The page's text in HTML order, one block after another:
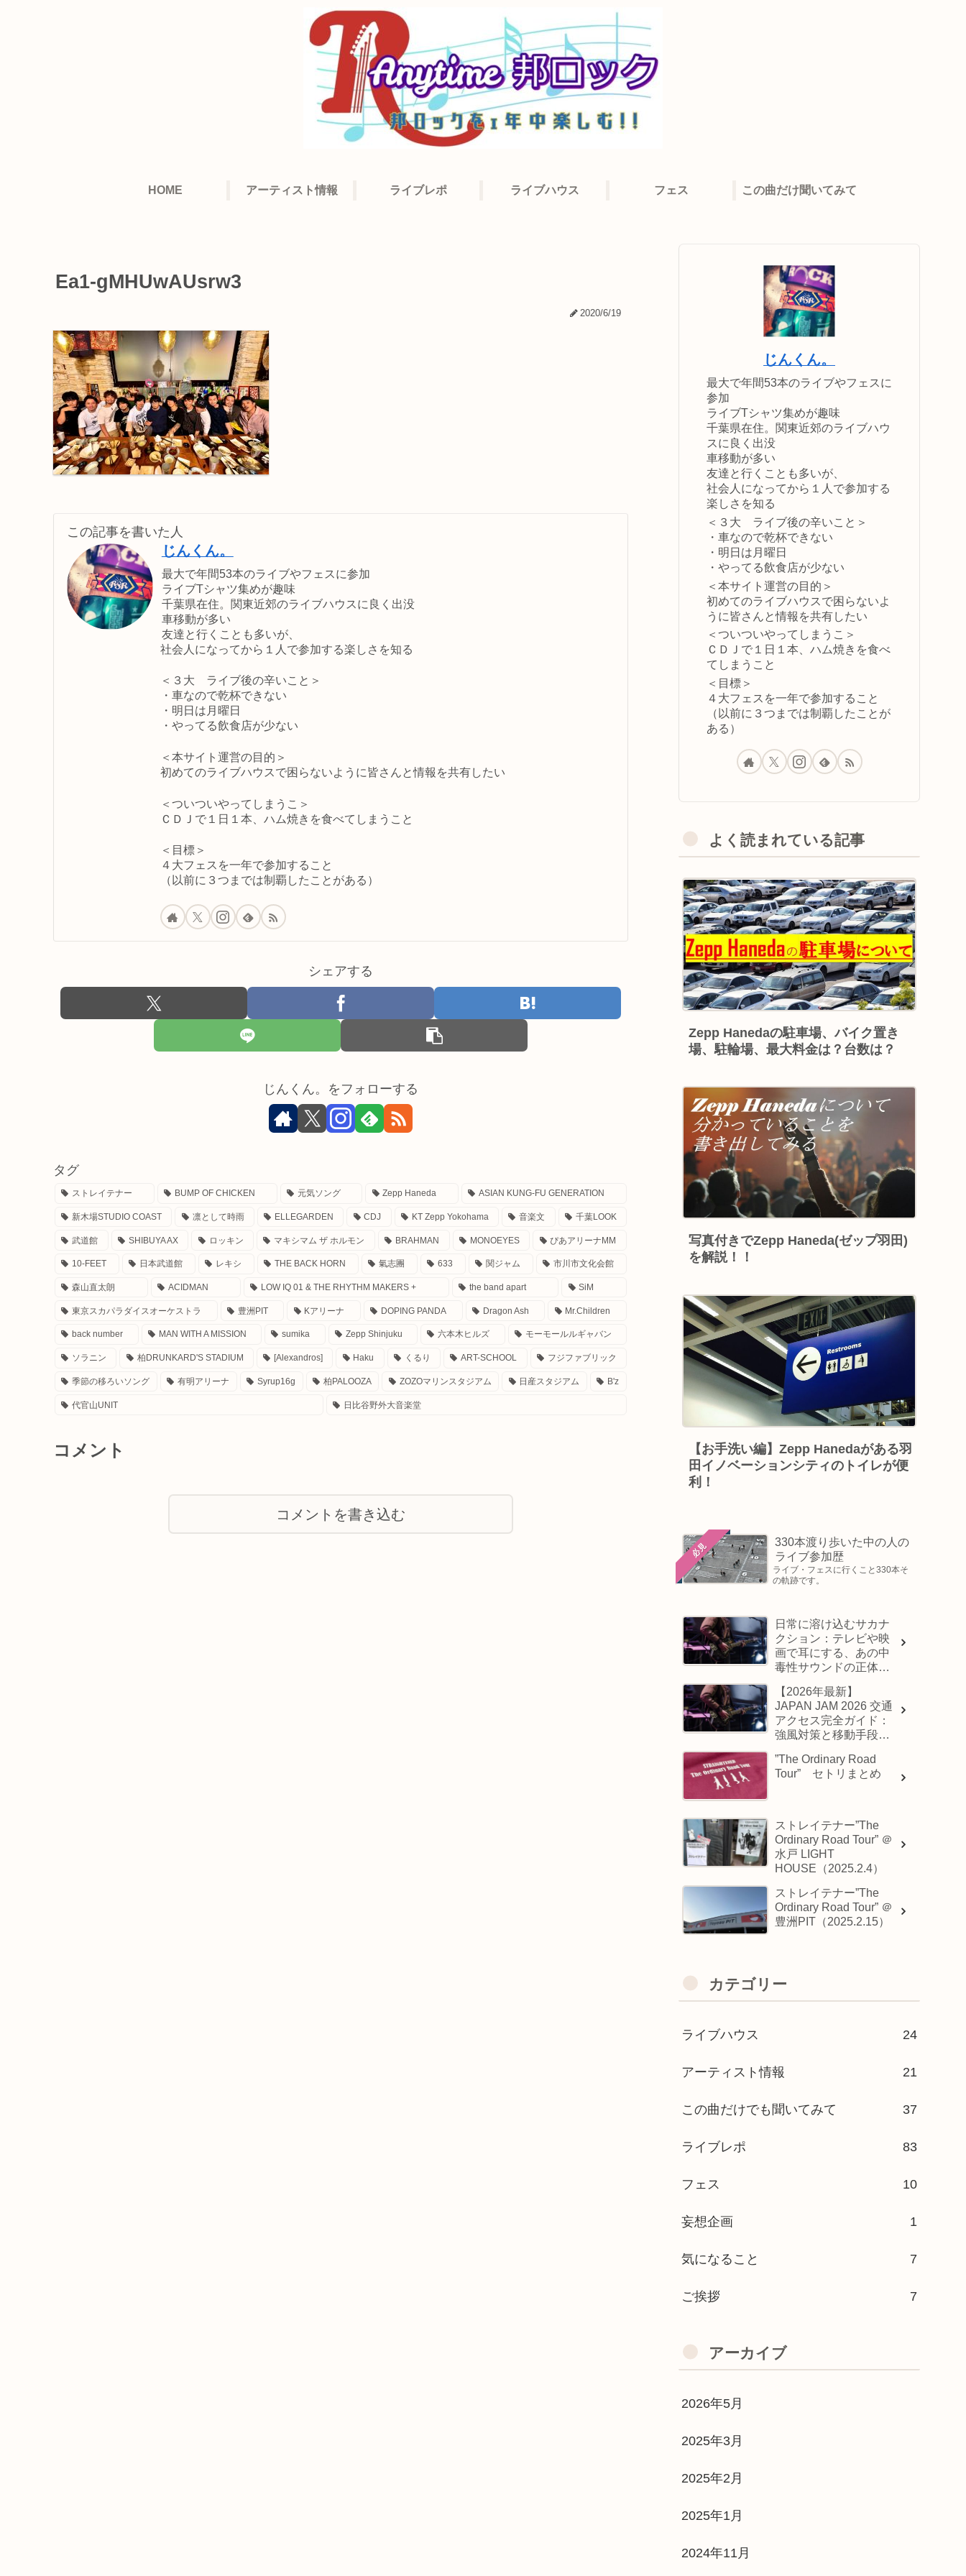
HOME アーティスト情報 ライブレポ ライブハウス フェス この曲だけ聞いてみて
Ea1-gMHUwAUsrw3
2020/6/19
この記事を書いた人
じんくん。
最大で年間53本のライブやフェスに参加
ライブTシャツ集めが趣味
千葉県在住。関東近郊のライブハウスに良く出没
車移動が多い
友達と行くことも多いが、
社会人になってから１人で参加する楽しさを知る
＜３大 ライブ後の辛いこと＞
・車なので乾杯できない
・明日は月曜日
・やってる飲食店が少ない
＜本サイト運営の目的＞
初めてのライブハウスで困らないように皆さんと情報を共有したい
＜ついついやってしまうこ＞
ＣＤＪで１日１本、ハム焼きを食べてしまうこと
＜目標＞
４大フェスを一年で参加すること
（以前に３つまでは制覇したことがある）
シェアする
じんくん。をフォローする
タグ
ストレイテナー BUMP OF CHICKEN 元気ソング Zepp Haneda ASIAN KUNG-FU GENERATION
新木場STUDIO COAST 凛として時雨 ELLEGARDEN CDJ KT Zepp Yokohama 音楽文 千葉LOOK
武道館 SHIBUYA AX ロッキン マキシマム ザ ホルモン BRAHMAN MONOEYES ぴあアリーナMM
10-FEET 日本武道館 レキシ THE BACK HORN 氣志團 633 関ジャム 市川市文化会館
森山直太朗 ACIDMAN LOW IQ 01 & THE RHYTHM MAKERS + the band apart SiM
東京スカパラダイスオーケストラ 豊洲PIT Kアリーナ DOPING PANDA Dragon Ash Mr.Children
back number MAN WITH A MISSION sumika Zepp Shinjuku 六本木ヒルズ モーモールルギャバン
ソラニン 柏DRUNKARD'S STADIUM [Alexandros] Haku くるり ART-SCHOOL フジファブリック
季節の移ろいソング 有明アリーナ Syrup16g 柏PALOOZA ZOZOマリンスタジアム 日産スタジアム B'z
代官山UNIT 日比谷野外大音楽堂
コメント
コメントを書き込む
じんくん。
最大で年間53本のライブやフェスに
参加
ライブTシャツ集めが趣味
千葉県在住。関東近郊のライブハウ
スに良く出没
車移動が多い
友達と行くことも多いが、
社会人になってから１人で参加する
楽しさを知る
＜３大 ライブ後の辛いこと＞
・車なので乾杯できない
・明日は月曜日
・やってる飲食店が少ない
＜本サイト運営の目的＞
初めてのライブハウスで困らないよ
うに皆さんと情報を共有したい
＜ついついやってしまうこ＞
ＣＤＪで１日１本、ハム焼きを食べ
てしまうこと
＜目標＞
４大フェスを一年で参加すること
（以前に３つまでは制覇したことが
ある）
よく読まれている記事
Zepp Hanedaの駐車場、バイク置き
場、駐輪場、最大料金は？台数は？
写真付きでZepp Haneda(ゼップ羽田)
を解説！！
【お手洗い編】Zepp Hanedaがある羽
田イノベーションシティのトイレが便
利！
必見
330本渡り歩いた中の人の
ライブ参加歴
ライブ・フェスに行くこと330本そ
の軌跡です。
日常に溶け込むサカナ
クション：テレビや映
画で耳にする、あの中
毒性サウンドの正体と
【2026年最新】
JAPAN JAM 2026 交通
アクセス完全ガイド：
強風対策と移動手段の
”The Ordinary Road
Tour” セトリまとめ
ストレイテナー”The
Ordinary Road Tour” ＠
水戸 LIGHT
HOUSE（2025.2.4）
ストレイテナー”The
Ordinary Road Tour” ＠
豊洲PIT（2025.2.15）
カテゴリー
ライブハウス 24
アーティスト情報 21
この曲だけでも聞いてみて 37
ライブレポ 83
フェス 10
妄想企画 1
気になること 7
ご挨拶 7
アーカイブ
2026年5月
2025年3月
2025年2月
2025年1月
2024年11月